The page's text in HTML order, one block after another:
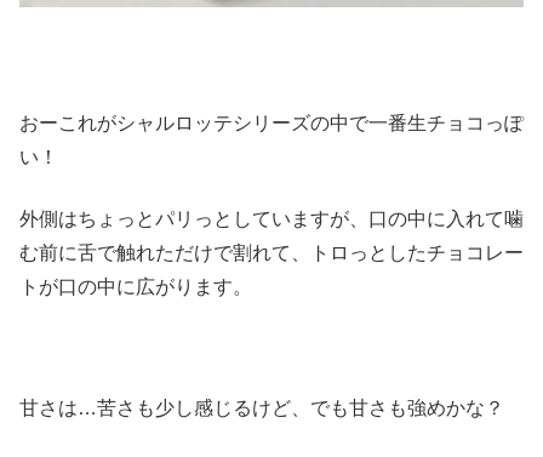
おーこれがシャルロッテシリーズの中で一番生チョコっぽ
い！
外側はちょっとパリっとしていますが、口の中に入れて噛
む前に舌で触れただけで割れて、トロっとしたチョコレー
トが口の中に広がります。
甘さは…苦さも少し感じるけど、でも甘さも強めかな？